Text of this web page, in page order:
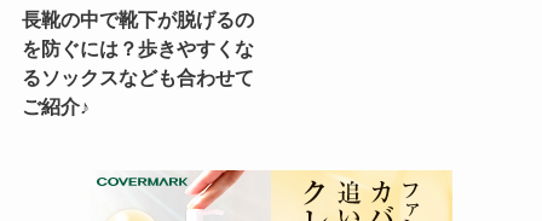
長靴の中で靴下が脱げるの
を防ぐには？歩きやすくな
るソックスなども合わせて
ご紹介♪